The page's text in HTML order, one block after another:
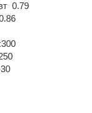
0.79